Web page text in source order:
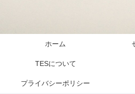
ホーム
TESについて
プライバシーポリシー